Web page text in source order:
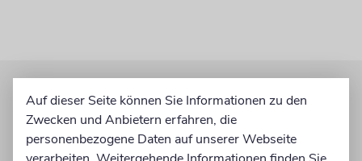
Auf dieser Seite können Sie Informationen zu den
Zwecken und Anbietern erfahren, die
personenbezogene Daten auf unserer Webseite